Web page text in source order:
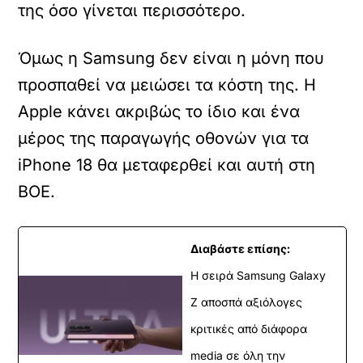
της όσο γίνεται περισσότερο.
Όμως η Samsung δεν είναι η μόνη που
προσπαθεί να μειώσει τα κόστη της. Η
Apple κάνει ακριβώς το ίδιο και ένα
μέρος της παραγωγής οθονών για τα
iPhone 18 θα μεταφερθεί και αυτή στη
BOE.
Διαβάστε επίσης:
Η σειρά Samsung Galaxy
Z αποσπά αξιόλογες
κριτικές από διάφορα
media σε όλη την